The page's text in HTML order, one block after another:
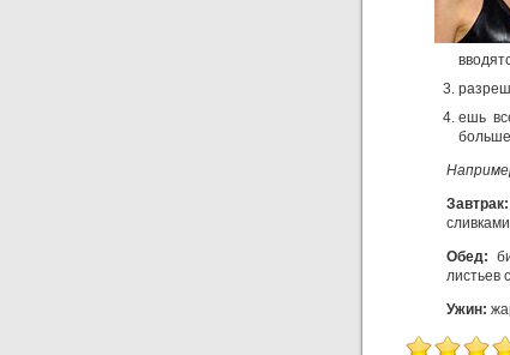
ешь
Завтрак:
Обед:
листьев
Ужин: